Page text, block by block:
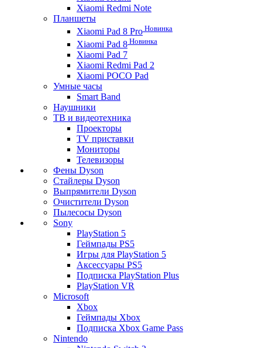
Xiaomi Redmi Note
Планшеты
Xiaomi Pad 8 Pro Новинка
Xiaomi Pad 8 Новинка
Xiaomi Pad 7
Xiaomi Redmi Pad 2
Xiaomi POCO Pad
Умные часы
Smart Band
Наушники
ТВ и видеотехника
Проекторы
TV приставки
Мониторы
Телевизоры
Фены Dyson
Стайлеры Dyson
Выпрямители Dyson
Очистители Dyson
Пылесосы Dyson
Sony
PlayStation 5
Геймпады PS5
Игры для PlayStation 5
Аксессуары PS5
Подписка PlayStation Plus
PlayStation VR
Microsoft
Xbox
Геймпады Xbox
Подписка Xbox Game Pass
Nintendo